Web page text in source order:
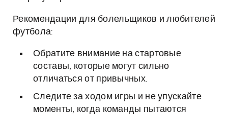
Рекомендации для болельщиков и любителей
футбола:
Обратите внимание на стартовые
составы, которые могут сильно
отличаться от привычных.
Следите за ходом игры и не упускайте
моменты, когда команды пытаются